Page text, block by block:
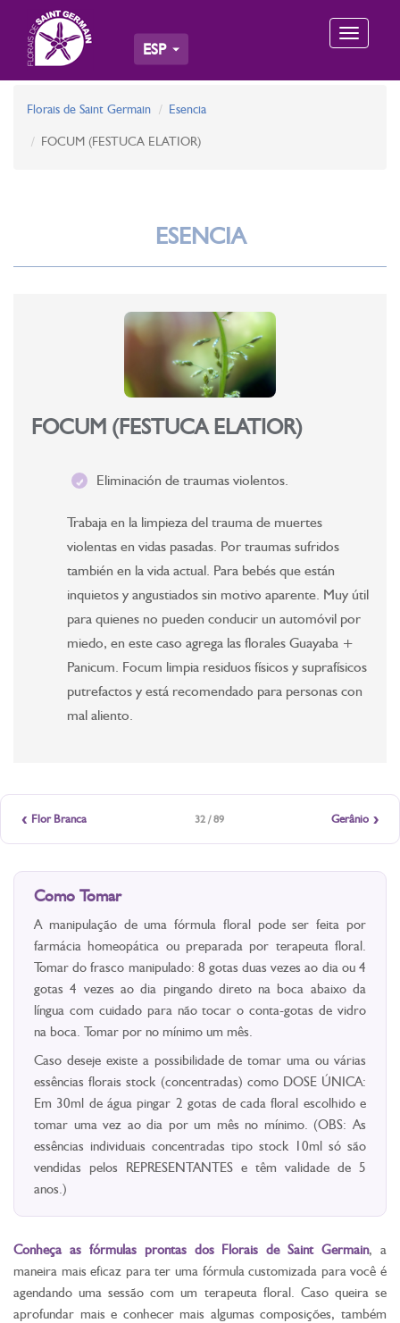
Toggle
ESP
Florais de Saint Germain Esencia
FOCUM (FESTUCA ELATIOR)
ESENCIA
FOCUM (FESTUCA ELATIOR)
Eliminación de traumas violentos.
Trabaja en la limpieza del trauma de muertes
violentas en vidas pasadas. Por traumas sufridos
también en la vida actual. Para bebés que están
inquietos y angustiados sin motivo aparente. Muy útil
para quienes no pueden conducir un automóvil por
miedo, en este caso agrega las florales Guayaba +
Panicum. Focum limpia residuos físicos y suprafísicos
putrefactos y está recomendado para personas con
mal aliento.
‹ Flor Branca 32 / 89 Gerânio ›
Como Tomar
A manipulação de uma fórmula floral pode ser feita por
farmácia homeopática ou preparada por terapeuta floral.
Tomar do frasco manipulado: 8 gotas duas vezes ao dia ou 4
gotas 4 vezes ao dia pingando direto na boca abaixo da
língua com cuidado para não tocar o conta-gotas de vidro
na boca. Tomar por no mínimo um mês.
Caso deseje existe a possibilidade de tomar uma ou várias
essências florais stock (concentradas) como DOSE ÚNICA:
Em 30ml de água pingar 2 gotas de cada floral escolhido e
tomar uma vez ao dia por um mês no mínimo. (OBS: As
essências individuais concentradas tipo stock 10ml só são
vendidas pelos REPRESENTANTES e têm validade de 5
anos.)
Conheça as fórmulas prontas dos Florais de Saint Germain, a
maneira mais eficaz para ter uma fórmula customizada para você é
agendando uma sessão com um terapeuta floral. Caso queira se
aprofundar mais e conhecer mais algumas composições, também